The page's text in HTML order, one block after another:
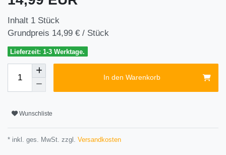
Inhalt 1 Stück
Grundpreis 14,99 € / Stück
Lieferzeit: 1-3 Werktage.
In den Warenkorb
Wunschliste
* inkl. ges. MwSt. zzgl. Versandkosten